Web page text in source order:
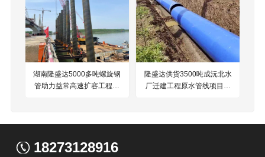
湖南隆盛达5000多吨螺旋钢
管助力益常高速扩容工程项
隆盛达供货3500吨成沅北水
厂迁建工程原水管线项目钢
18273128916